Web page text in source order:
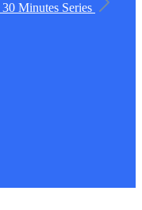
30 Minutes Series